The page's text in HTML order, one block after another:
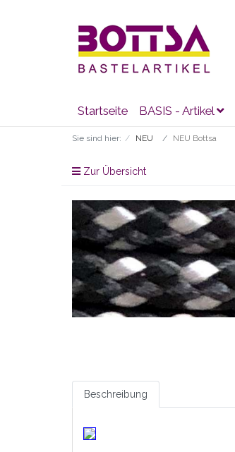
Startseite BASIS - Artikel
Sie sind hier: NEU NEU Bottsa
Zur Übersicht
Beschreibung